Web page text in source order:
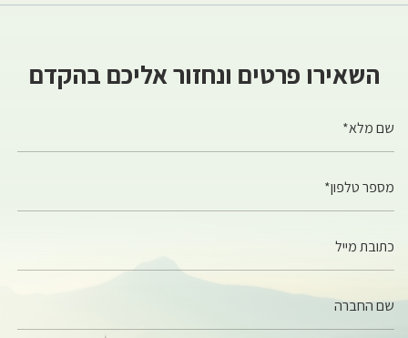
השאירו פרטים ונחזור אליכם בהקדם
שם מלא*
מספר טלפון*
כתובת מייל
שם החברה